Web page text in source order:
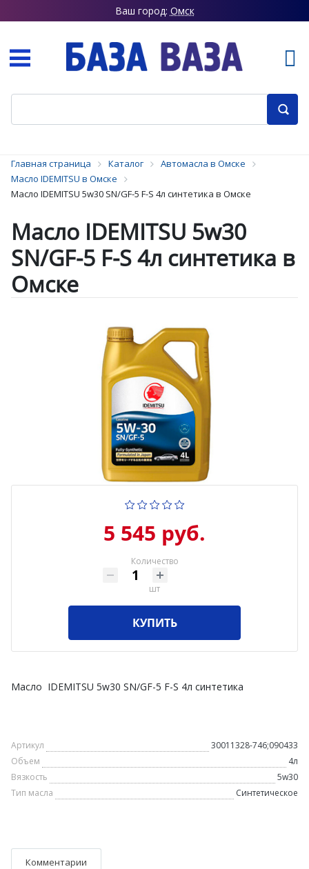
Ваш город: Омск
Главная страница Каталог
Автомасла в Омске
Масло IDEMITSU в Омске
Масло IDEMITSU 5w30 SN/GF-5 F-S 4л синтетика в Омске
Масло IDEMITSU 5w30
SN/GF-5 F-S 4л синтетика в
Омске
5 545 руб.
Количество
шт
КУПИТЬ
Масло IDEMITSU 5w30 SN/GF-5 F-S 4л синтетика
Артикул
30011328-746;090433
Объем
4л
Вязкость
5w30
Тип масла
Синтетическое
Комментарии